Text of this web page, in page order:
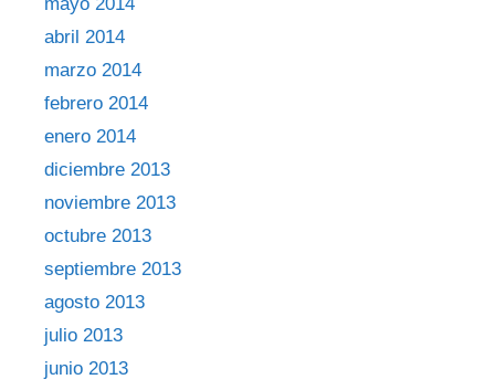
mayo 2014
abril 2014
marzo 2014
febrero 2014
enero 2014
diciembre 2013
noviembre 2013
octubre 2013
septiembre 2013
agosto 2013
julio 2013
junio 2013